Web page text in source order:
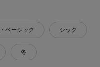
ベーシック シック
冬